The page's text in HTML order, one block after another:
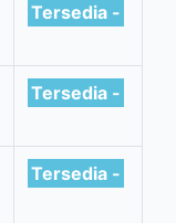
Tersedia -
Tersedia -
Tersedia -